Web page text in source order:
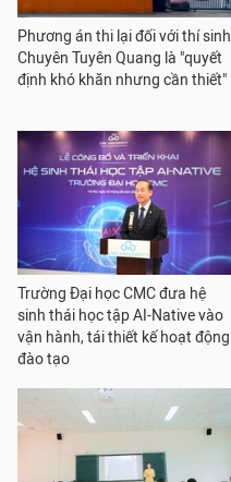
Phương án thi lại đối với thí sinh
Chuyên Tuyên Quang là "quyết
định khó khăn nhưng cần thiết"
Trường Đại học CMC đưa hệ
sinh thái học tập AI-Native vào
vận hành, tái thiết kế hoạt động
đào tạo